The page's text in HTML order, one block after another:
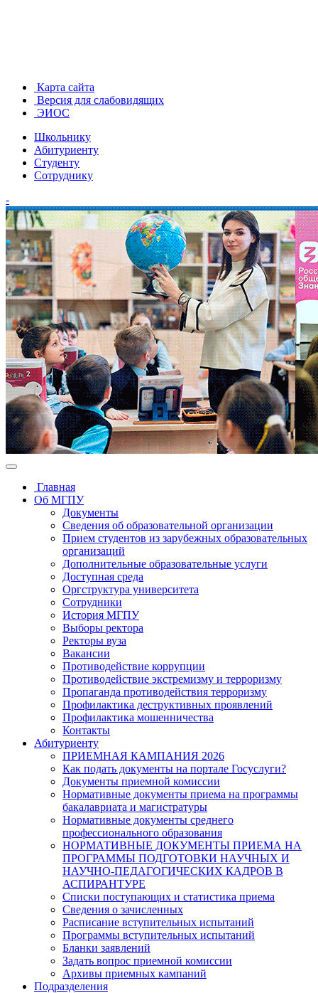
Карта сайта
Версия для слабовидящих
ЭИОС
Школьнику
Абитуриенту
Студенту
Сотруднику
-
Главная
Об МГПУ
Документы
Сведения об образовательной организации
Прием студентов из зарубежных образовательных
организаций
Дополнительные образовательные услуги
Доступная среда
Оргструктура университета
Сотрудники
История МГПУ
Выборы ректора
Ректоры вуза
Вакансии
Противодействие коррупции
Противодействие экстремизму и терроризму
Пропаганда противодействия терроризму
Профилактика деструктивных проявлений
Профилактика мошенничества
Контакты
Абитуриенту
ПРИЕМНАЯ КАМПАНИЯ 2026
Как подать документы на портале Госуслуги?
Документы приемной комиссии
Нормативные документы приема на программы
бакалавриата и магистратуры
Нормативные документы среднего
профессионального образования
НОРМАТИВНЫЕ ДОКУМЕНТЫ ПРИЕМА НА
ПРОГРАММЫ ПОДГОТОВКИ НАУЧНЫХ И
НАУЧНО-ПЕДАГОГИЧЕСКИХ КАДРОВ В
АСПИРАНТУРЕ
Списки поступающих и статистика приема
Сведения о зачисленных
Расписание вступительных испытаний
Программы вступительных испытаний
Бланки заявлений
Задать вопрос приемной комиссии
Архивы приемных кампаний
Подразделения